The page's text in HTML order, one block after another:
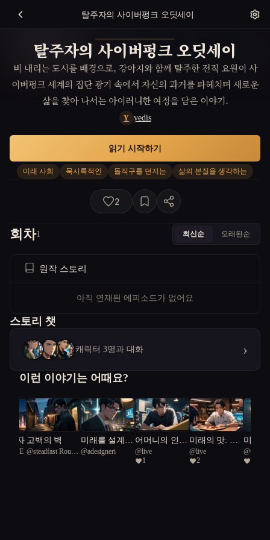
탈주자의 사이버펑크 오딧세이
탈주자의 사이버펑크 오딧세이
비 내리는 도시를 배경으로, 강아지와 함께 탈주한 전직 요원이 사
이버펑크 세계의 집단 광기 속에서 자신의 과거를 파헤치며 새로운
삶을 찾아 나서는 아이러니한 여정을 담은 이야기.
Y yedis
미래 사회 묵시록적인 돌직구를 던지는 삶의 본질을 생각하는
읽기 시작하기
2
회차1 최신순 오래된순
원작 스토리
아직 연재된 에피소드가 없어요
스토리 챗
캐릭터 3명과 대화 ›
이런 이야기는 어때요?
시자 고백의 벽
@steadfast Rough
미래를 설계하
는 인간들
@adesigneri
어머니의 인형
극
@live
1
미래의 맛: 캡
슐 속에 잊혀
진 온기
@live
2
미래
건축
과 기
@urgent
Green